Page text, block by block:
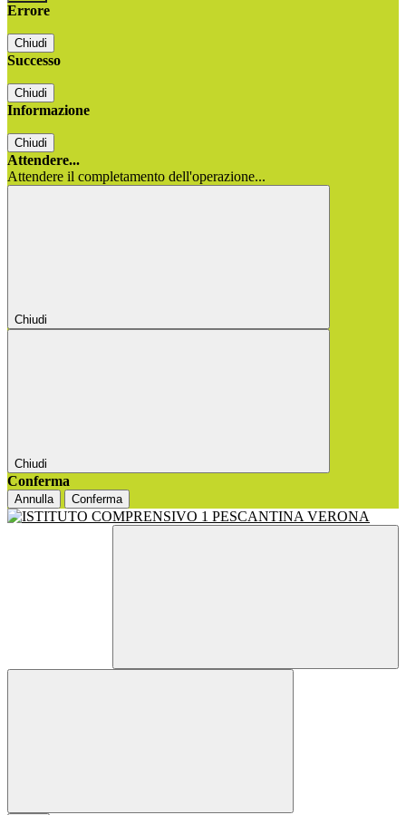
Errore
Chiudi
Successo
Chiudi
Informazione
Chiudi
Attendere...
Attendere il completamento dell'operazione...
Chiudi
Chiudi
Conferma
Annulla Conferma